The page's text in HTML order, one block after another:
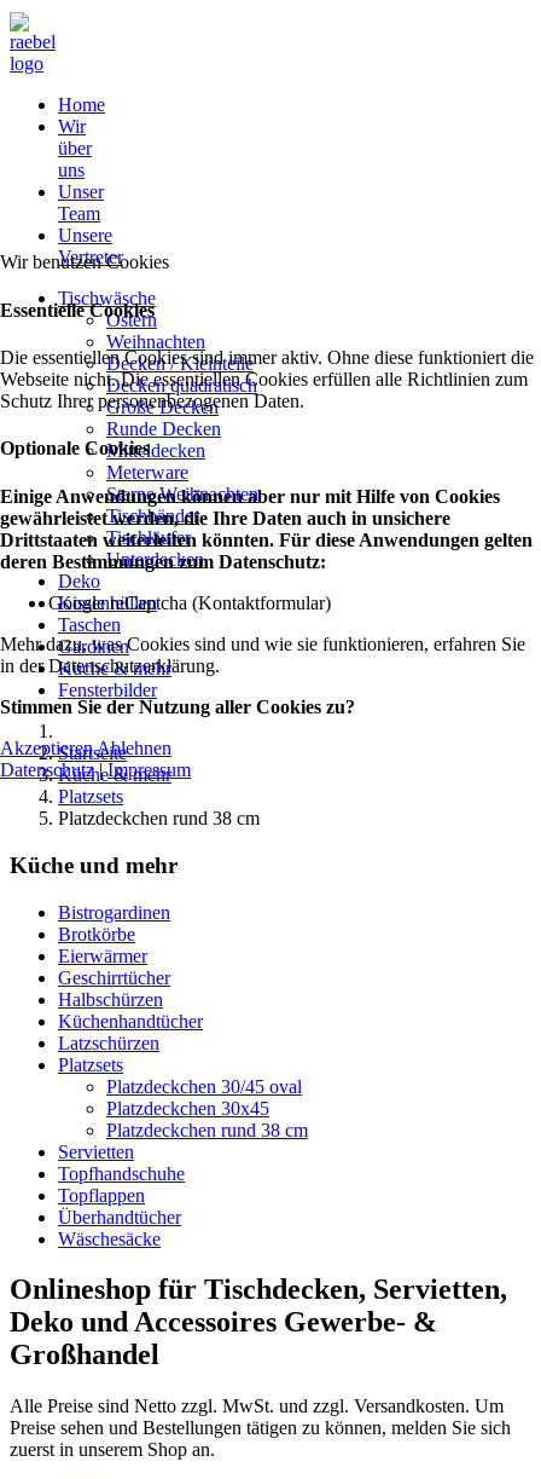
Home
Wir
über
uns
Unser
Team
Unsere
Vertreter
Tischwäsche
Ostern
Weihnachten
Decken / Kleinteile
Decken quadratisch
Große Decken
Runde Decken
Mitteldecken
Meterware
Sterne Weihnachten
Tischbänder
Tischläufer
Unterdecken
Deko
Kissenhüllen
Taschen
Gardinen
Küche & mehr
Fensterbilder
Startseite
Küche & mehr
Platzsets
Platzdeckchen rund 38 cm
Küche und mehr
Bistrogardinen
Brotkörbe
Eierwärmer
Geschirrtücher
Halbschürzen
Küchenhandtücher
Latzschürzen
Platzsets
Platzdeckchen 30/45 oval
Platzdeckchen 30x45
Platzdeckchen rund 38 cm
Servietten
Topfhandschuhe
Topflappen
Überhandtücher
Wäschesäcke
Onlineshop für Tischdecken, Servietten,
Deko und Accessoires Gewerbe- &
Großhandel
Alle Preise sind Netto zzgl. MwSt. und zzgl. Versandkosten. Um
Preise sehen und Bestellungen tätigen zu können, melden Sie sich
zuerst in unserem Shop an.
Wir benutzen Cookies
Essentielle Cookies
Die essentiellen Cookies sind immer aktiv. Ohne diese funktioniert die
Webseite nicht. Die essentiellen Cookies erfüllen alle Richtlinien zum
Schutz Ihrer personenbezogenen Daten.
Optionale Cookies
Einige Anwendungen können aber nur mit Hilfe von Cookies
gewährleistet werden, die Ihre Daten auch in unsichere
Drittstaaten weiterleiten könnten. Für diese Anwendungen gelten
deren Bestimmungen zum Datenschutz:
Google reCaptcha (Kontaktformular)
Mehr dazu, was Cookies sind und wie sie funktionieren, erfahren Sie
in der Datenschutzerklärung.
Stimmen Sie der Nutzung aller Cookies zu?
AkzeptierenAblehnen
Datenschutz|Impressum